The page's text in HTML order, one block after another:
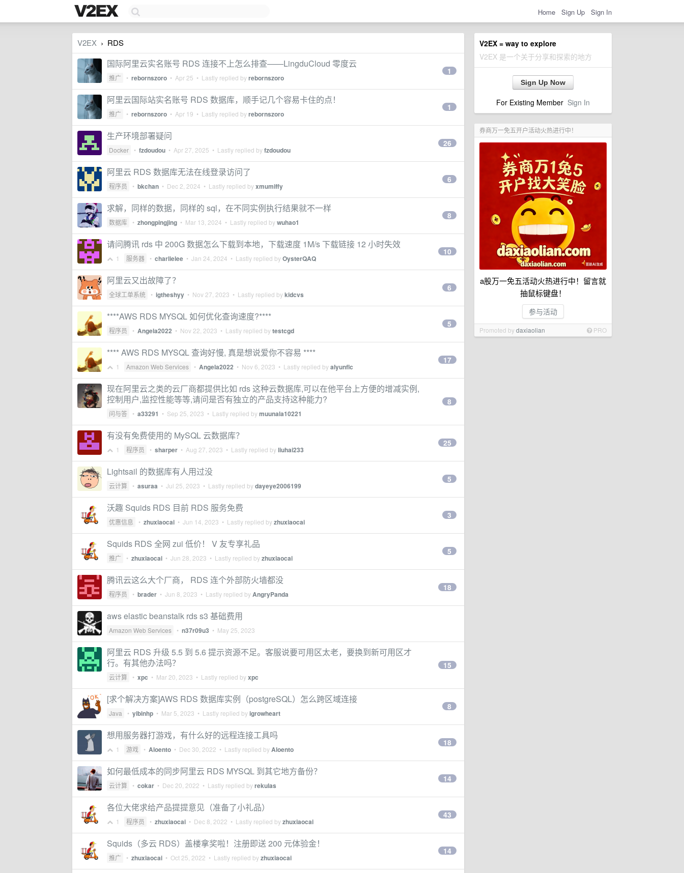
Home Sign Up Sign In
V2EX = way to explore
V2EX 是一个关于分享和探索的地方
Sign Up Now
For Existing Member Sign In
券商万一免五开户活动火热进行中！
a股万一免五活动火热进行中！留言就
抽鼠标键盘！
参与活动
Promoted bydaxiaolian PRO
V2EX › RDS
国际阿里云实名账号 RDS 连接不上怎么排查——LingduCloud 零度云
推广 • rebornszoro • Apr 25 • Lastly replied byrebornszoro
1
阿里云国际站实名账号 RDS 数据库，顺手记几个容易卡住的点！
推广 • rebornszoro • Apr 19 • Lastly replied byrebornszoro
1
生产环境部署疑问
Docker • fzdoudou • Apr 27, 2025 • Lastly replied byfzdoudou
26
阿里云 RDS 数据库无法在线登录访问了
程序员 • bkchan • Dec 2, 2024 • Lastly replied byxmumiffy
6
求解，同样的数据，同样的 sql，在不同实例执行结果就不一样
数据库 • zhongpingjing • Mar 13, 2024 • Lastly replied bywuhao1
8
请问腾讯 rds 中 200G 数据怎么下载到本地，下载速度 1M/s 下载链接 12 小时失效
1 服务器 • charlielee • Jan 24, 2024 • Lastly replied byOysterQAQ
10
阿里云又出故障了？
全球工单系统 • igtheshyy • Nov 27, 2023 • Lastly replied bykidcvs
6
****AWS RDS MYSQL 如何优化查询速度?****
程序员 • Angela2022 • Nov 22, 2023 • Lastly replied bytestcgd
5
**** AWS RDS MYSQL 查询好慢, 真是想说爱你不容易 ****
1 Amazon Web Services • Angela2022 • Nov 6, 2023 • Lastly replied byalyunflc
17
现在阿里云之类的云厂商都提供比如 rds 这种云数据库,可以在他平台上方便的增减实例,
控制用户,监控性能等等,请问是否有独立的产品支持这种能力?
问与答 • a33291 • Sep 25, 2023 • Lastly replied bymuunala10221
8
有没有免费使用的 MySQL 云数据库？
1 程序员 • sharper • Aug 27, 2023 • Lastly replied byliuhai233
25
Lightsail 的数据库有人用过没
云计算 • asuraa • Jul 25, 2023 • Lastly replied bydayeye2006199
5
沃趣 Squids RDS 目前 RDS 服务免费
优惠信息 • zhuxiaocai • Jun 14, 2023 • Lastly replied byzhuxiaocai
3
Squids RDS 全网 zui 低价！ V 友专享礼品
推广 • zhuxiaocai • Jun 28, 2023 • Lastly replied byzhuxiaocai
5
腾讯云这么大个厂商， RDS 连个外部防火墙都没
程序员 • brader • Jun 8, 2023 • Lastly replied byAngryPanda
18
aws elastic beanstalk rds s3 基础费用
Amazon Web Services • n37r09u3 • May 25, 2023
阿里云 RDS 升级 5.5 到 5.6 提示资源不足。客服说要可用区太老，要换到新可用区才
行。有其他办法吗？
云计算 • xpc • Mar 20, 2023 • Lastly replied byxpc
15
[求个解决方案]AWS RDS 数据库实例（postgreSQL）怎么跨区域连接
Java • yibinhp • Mar 5, 2023 • Lastly replied byigrowheart
8
想用服务器打游戏，有什么好的远程连接工具吗
1 游戏 • Aloento • Dec 30, 2022 • Lastly replied byAloento
18
如何最低成本的同步阿里云 RDS MYSQL 到其它地方备份？
云计算 • cokar • Dec 20, 2022 • Lastly replied byrekulas
14
各位大佬求给产品提提意见（准备了小礼品）
1 程序员 • zhuxiaocai • Dec 8, 2022 • Lastly replied byzhuxiaocai
43
Squids（多云 RDS）盖楼拿奖啦！注册即送 200 元体验金！
推广 • zhuxiaocai • Oct 25, 2022 • Lastly replied byzhuxiaocai
14